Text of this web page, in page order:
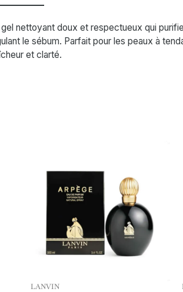
gel nettoyant doux et respectueux qui
le sébum. Parfait pour les peaux à
et clarté.
LANVIN